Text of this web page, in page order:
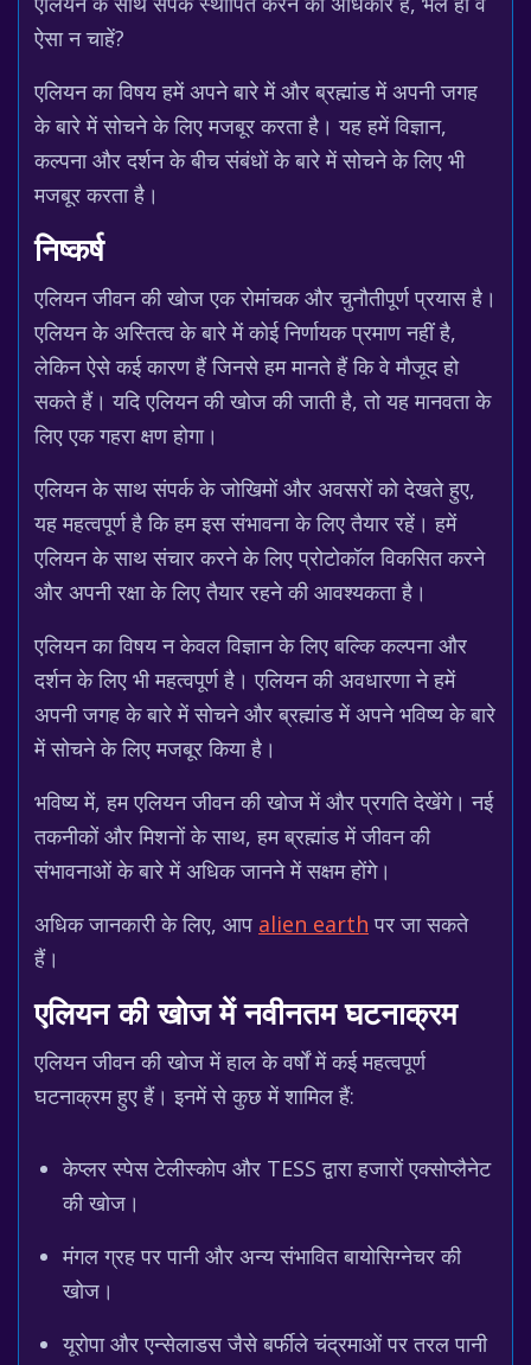
ऐसा न चाहें?
एलियन का विषय हमें अपने बारे में और ब्रह्मांड में अपनी जगह
के बारे में सोचने के लिए मजबूर करता है। यह हमें विज्ञान,
कल्पना और दर्शन के बीच संबंधों के बारे में सोचने के लिए भी
मजबूर करता है।
निष्कर्ष
एलियन जीवन की खोज एक रोमांचक और चुनौतीपूर्ण प्रयास है।
एलियन के अस्तित्व के बारे में कोई निर्णायक प्रमाण नहीं है,
लेकिन ऐसे कई कारण हैं जिनसे हम मानते हैं कि वे मौजूद हो
सकते हैं। यदि एलियन की खोज की जाती है, तो यह मानवता के
लिए एक गहरा क्षण होगा।
एलियन के साथ संपर्क के जोखिमों और अवसरों को देखते हुए,
यह महत्वपूर्ण है कि हम इस संभावना के लिए तैयार रहें। हमें
एलियन के साथ संचार करने के लिए प्रोटोकॉल विकसित करने
और अपनी रक्षा के लिए तैयार रहने की आवश्यकता है।
एलियन का विषय न केवल विज्ञान के लिए बल्कि कल्पना और
दर्शन के लिए भी महत्वपूर्ण है। एलियन की अवधारणा ने हमें
अपनी जगह के बारे में सोचने और ब्रह्मांड में अपने भविष्य के बारे
में सोचने के लिए मजबूर किया है।
भविष्य में, हम एलियन जीवन की खोज में और प्रगति देखेंगे। नई
तकनीकों और मिशनों के साथ, हम ब्रह्मांड में जीवन की
संभावनाओं के बारे में अधिक जानने में सक्षम होंगे।
अधिक जानकारी के लिए, आप alien earth पर जा सकते
हैं।
एलियन की खोज में नवीनतम घटनाक्रम
एलियन जीवन की खोज में हाल के वर्षों में कई महत्वपूर्ण
घटनाक्रम हुए हैं। इनमें से कुछ में शामिल हैं:
केप्लर स्पेस टेलीस्कोप और TESS द्वारा हजारों एक्सोप्लैनेट
की खोज।
मंगल ग्रह पर पानी और अन्य संभावित बायोसिग्नेचर की
खोज।
यूरोपा और एन्सेलाडस जैसे बर्फीले चंद्रमाओं पर तरल पानी